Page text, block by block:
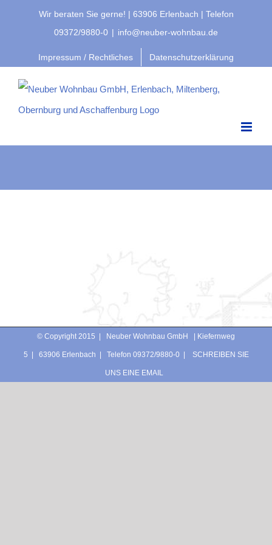
Wir beraten Sie gerne! | 63906 Erlenbach | Telefon
09372/9880-0 | info@neuber-wohnbau.de
Impressum / Rechtliches Datenschutzerklärung
© Copyright 2015 | Neuber Wohnbau GmbH | Kiefernweg
5 | 63906 Erlenbach | Telefon 09372/9880-0 | SCHREIBEN SIE
UNS EINE EMAIL